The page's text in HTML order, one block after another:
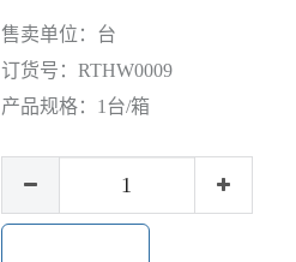
售卖单位： 台
订货号： RTHW0009
产品规格： 1台/箱